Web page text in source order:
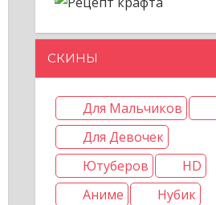
СКИНЫ
Для Мальчиков
Для Девочек
Ютуберов
HD
Аниме
Нубик